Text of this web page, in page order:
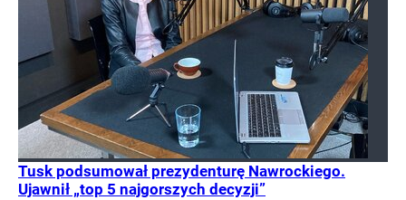
Tusk podsumował prezydenturę Nawrockiego.
Ujawnił „top 5 najgorszych decyzji”